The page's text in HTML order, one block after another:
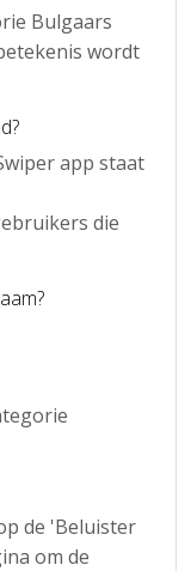
Bulgaars
wordt
app staat
die
de 'Beluister
om de